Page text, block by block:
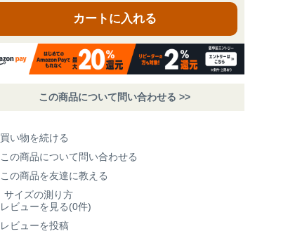
カートに入れる
この商品について問い合わせる >>
買い物を続ける
この商品について問い合わせる
この商品を友達に教える
サイズの測り方
レビューを見る(0件)
レビューを投稿